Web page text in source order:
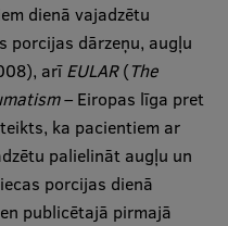
dienā vajadzētu
porcijas dārzeņu, augļu
arīEULAR(The
– Eiropas līga pret
ka pacientiem ar
palielināt augļu un
porcijas dienā
publicētajā pirmajā